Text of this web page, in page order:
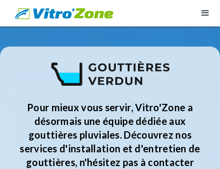
Pour mieux vous servir, Vitro'Zone a
désormais une équipe dédiée aux
gouttières pluviales. Découvrez nos
services d'installation et d'entretien de
gouttières, n'hésitez pas à contacter